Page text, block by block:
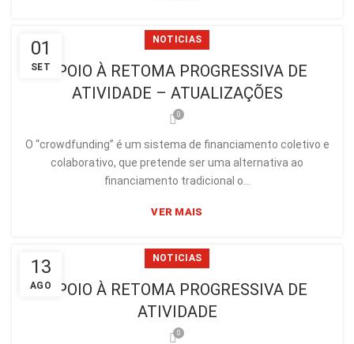
01
SET
NOTICIAS
APOIO À RETOMA PROGRESSIVA DE
ATIVIDADE – ATUALIZAÇÕES
0
O “crowdfunding” é um sistema de financiamento coletivo e
colaborativo, que pretende ser uma alternativa ao
financiamento tradicional o...
VER MAIS
13
AGO
NOTICIAS
APOIO À RETOMA PROGRESSIVA DE
ATIVIDADE
0